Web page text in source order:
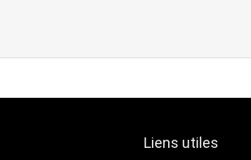
Liens utiles